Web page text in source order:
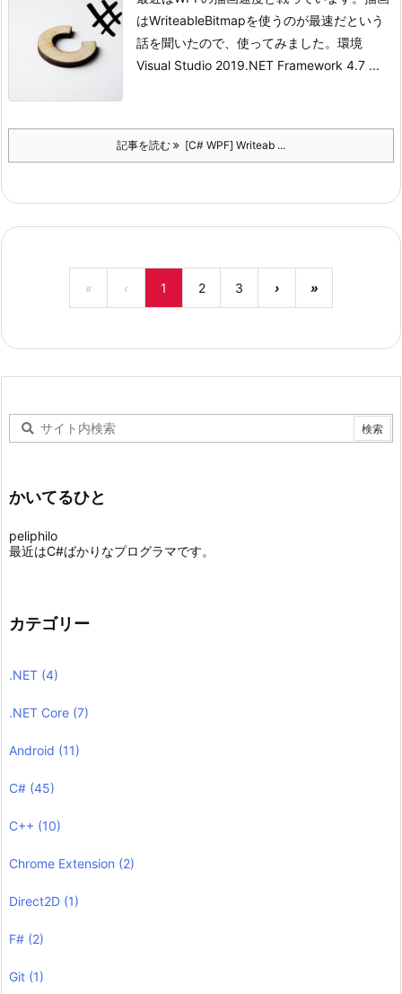
はWriteableBitmapを使うのが最速だという
話を聞いたので、使ってみました。 環境
Visual Studio 2019.NET Framework 4.7 ...
記事を読む [C# WPF] Writeab ...
« ‹ 1 2 3 › »
かいてるひと
peliphilo
最近はC#ばかりなプログラマです。
カテゴリー
.NET (4)
.NET Core (7)
Android (11)
C# (45)
C++ (10)
Chrome Extension (2)
Direct2D (1)
F# (2)
Git (1)